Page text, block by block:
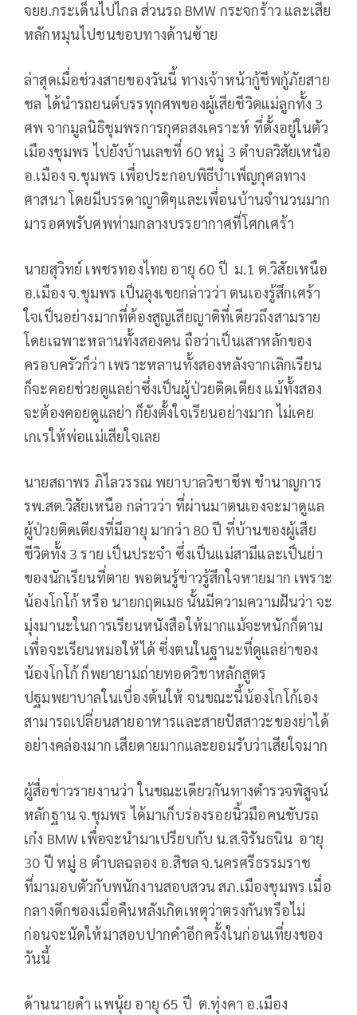
จยย.กระเด็นไปไกล ส่วนรถ BMW กระจกร้าว และเสีย
หลักหมุนไปชนขอบทางด้านซ้าย
ล่าสุดเมื่อช่วงสายของวันนี้ ทางเจ้าหน้ากู้ชีพกู้ภัยสาย
ชล ได้นำรถยนต์บรรทุกศพของผู้เสียชีวิตแม่ลูกทั้ง 3
ศพ จากมูลนิธิชุมพรการกุศลสงเคราะห์ ที่ตั้งอยู่ในตัว
เมืองชุมพร ไปยังบ้านเลขที่ 60 หมู่ 3 ตำบลวิสัยเหนือ
อ.เมือง จ.ชุมพร เพื่อประกอบพิธีบำเพ็ญกุศลทาง
ศาสนา โดยมีบรรดาญาติๆและเพื่อนบ้านจำนวนมาก
มารอศพรับศพท่ามกลางบรรยากาศที่โศกเศร้า
นายสุวิทย์ เพชรทองไทย อายุ 60 ปี ม.1 ต.วิสัยเหนือ
อ.เมือง จ.ชุมพร เป็นลุงเขยกล่าวว่า ตนเองรู้สึกเศร้า
ใจเป็นอย่างมากที่ต้องสูญเสียญาติที่เดียวถึงสามราย
โดยเฉพาะหลานทั้งสองคน ถือว่าเป็นเสาหลักของ
ครอบครัวก็ว่า เพราะหลานทั้งสองหลังจากเลิกเรียน
ก็จะคอยช่วยดูแลย่าซึ่งเป็นผู้ป่วยติดเตียง แม้ทั้งสอง
จะต้องคอยดูแลย่า ก็ยังตั้งใจเรียนอย่างมาก ไม่เคย
เกเรให้พ่อแม่เสียใจเลย
นายสถาพร ภิไลวรรณ พยาบาลวิชาชีพ ชำนาญการ
รพ.สต.วิสัยเหนือ กล่าวว่า ที่ผ่านมาตนเองจะมาดูแล
ผู้ป่วยติดเตียงที่มีอายุ มากว่า 80 ปี ที่บ้านของผู้เสีย
ชีวิตทั้ง 3 ราย เป็นประจำ ซึ่งเป็นแม่สามีและเป็นย่า
ของนักเรียนที่ตาย พอตนรู้ข่าวรู้สึกใจหายมาก เพราะ
น้องโกโก้ หรือ นายกฤตเมธ นั้นมีความความฝันว่า จะ
มุ่งมานะในการเรียนหนังสือให้มากแม้จะหนักก็ตาม
เพื่อจะเรียนหมอให้ได้ ซึ่งตนในฐานะที่ดูแลย่าของ
น้องโกโก้ ก็พยายามถ่ายทอดวิชาหลักสูตร
ปฐมพยาบาลในเบื่องต้นให้ จนขณะนี้น้องโกโก้เอง
สามารถเปลี่ยนสายอาหารและสายปัสสาวะของย่าได้
อย่างคล่องมาก เสียดายมากและยอมรับว่าเสียใจมาก
ผู้สื่อข่าวรายงานว่า ในขณะเดียวกันทางตำรวจพิสูจน์
หลักฐาน จ.ชุมพร ได้มาเก็บร่องรอยนิ้วมือคนขับรถ
เก๋ง BMW เพื่อจะนำมาเปรียบกับ น.ส.จิรันธนิน อายุ
30 ปี หมู่ 8 ตำบลฉลอง อ.สิชล จ.นครศรีธรรมราช
ที่มามอบตัวกับพนักงานสอบสวน สภ.เมืองชุมพร เมื่อ
กลางดึกของเมื่อคืนหลังเกิดเหตุว่าตรงกันหรือไม่
ก่อนจะนัดให้มาสอบปากคำอีกครั้งในก่อนเที่ยงของ
วันนี้
ด้านนายดำ แพนุ้ย อายุ 65 ปี ต.ทุ่งคา อ.เมือง